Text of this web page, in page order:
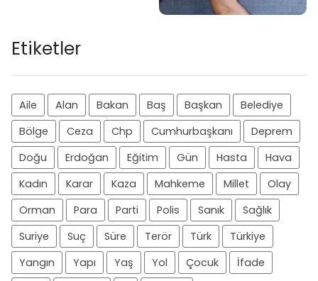
Etiketler
Aile Alan Bakan Baş Başkan
Belediye
Bölge
Ceza Chp Cumhurbaşkanı
Deprem
Doğu
Erdoğan Eğitim Gün Hasta
Hava
Kadın
Karar Kaza Mahkeme Millet
Olay
Orman
Para Parti Polis Sanık
Sağlık
Suriye
Suç Süre Terör Türk
Türkiye
Yangın
Yapı Yaş Yol Çocuk
İfade